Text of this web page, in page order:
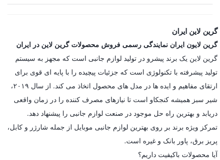
گرین لاین ایران
گرین لایون ایران نمایندگی رسمی فروش محصولات گرین لاین در ایران
گرین لاین یک برند پیشرو در تولید لوازم جانبی است که مجهز به سیستم
تولید پیشرفته با تکنولوژی است که جزئیات پیچیده را با پایه ای قوی برای
ارتقای مفاهیم و ایده ها در مدل های محصول اتخاذ می کند. از سال ۲۰۱۹،
شیر سبز همیشه کنجکاو است تا نیازهای مصرف کننده را در زمان واقعی
دریابد و بهترین راه حل موجود در صنعت لوازم جانبی را پیشنهاد دهد.
تمرکز ویژه برند بر روی بهترین لوازم جانبی موبایل از جمله شارژر و کابل،
پریز برق، پاور بانک و غیره است.
آیا محصولات باکیفیت داریم؟